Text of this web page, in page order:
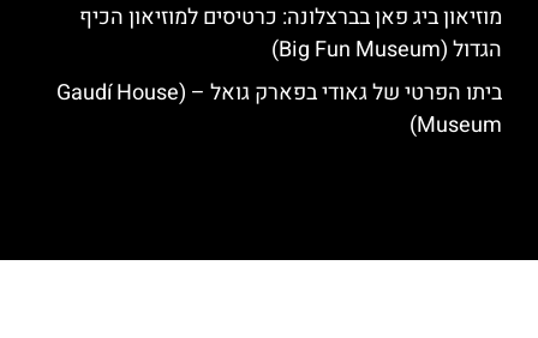
מוזיאון ביג פאן בברצלונה: כרטיסים למוזיאון הכיף
הגדול (Big Fun Museum)
ביתו הפרטי של גאודי בפארק גואל – (Gaudí House
Museum)